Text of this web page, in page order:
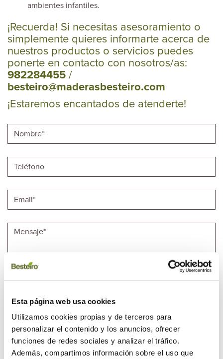
Esta página web usa cookies
Utilizamos cookies propias y de terceros para
personalizar el contenido y los anuncios, ofrecer
funciones de redes sociales y analizar el tráfico.
Además, compartimos información sobre el uso que
ambientes infantiles.
¡Recuerda! Si necesitas asesoramiento o
simplemente quieres informarte acerca de
nuestros productos o servicios puedes
ponerte en contacto con nosotros/as:
982284455 /
besteiro@maderasbesteiro.com
¡Estaremos encantados de atenderte!
Marque esta casilla en el caso de DESEAR el envío de comunicaciones
comerciales.